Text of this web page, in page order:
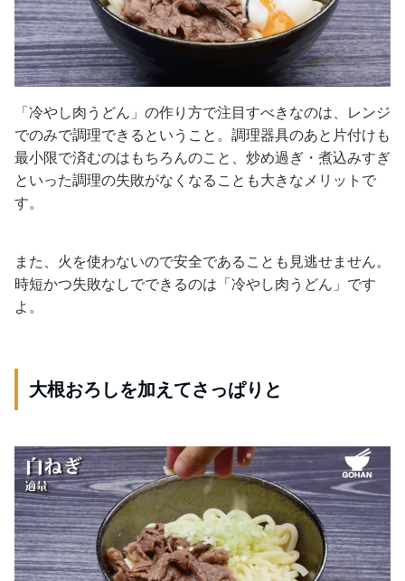
「冷やし肉うどん」の作り方で注目すべきなのは、レンジ
でのみで調理できるということ。調理器具のあと片付けも
最小限で済むのはもちろんのこと、炒め過ぎ・煮込みすぎ
といった調理の失敗がなくなることも大きなメリットで
す。
また、火を使わないので安全であることも見逃せません。
時短かつ失敗なしでできるのは「冷やし肉うどん」です
よ。
大根おろしを加えてさっぱりと